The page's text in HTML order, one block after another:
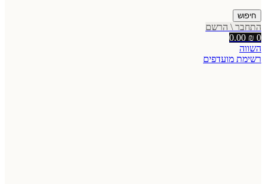
חיפוש
התחבר \ הרשם
0
0.00 ₪
השווה
רשימת מועדפים